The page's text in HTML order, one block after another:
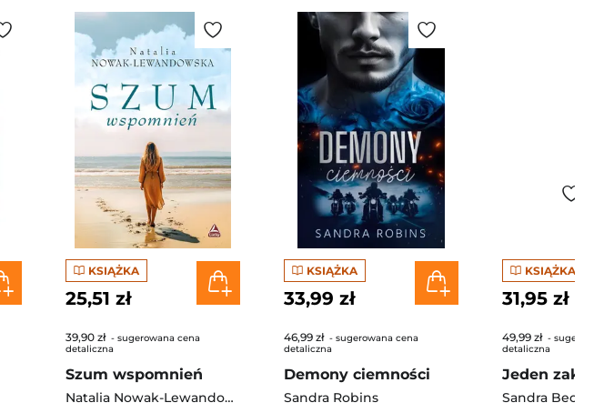
KSIĄŻKA
25,51 zł
39,90 zł - sugerowana cena
detaliczna
Szum wspomnień
Natalia Nowak-Lewandowska
KSIĄŻKA
33,99 zł
46,99 zł - sugerowana cena
detaliczna
Demony ciemności
Sandra Robins
KSIĄŻKA
31,95 zł
49,99 zł -
detaliczna
Jeden zakręt
Sandra Becmer